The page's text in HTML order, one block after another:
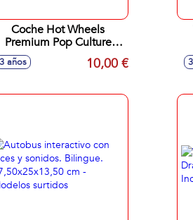
Coche Hot Wheels
Premium Pop Culture
escala 1:64. - Modelos
3 años 10,00 €